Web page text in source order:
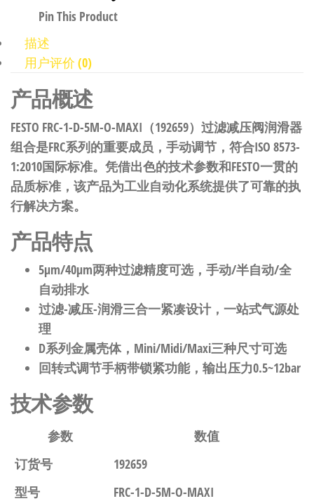
Pin This Product
描述
用户评价 (0)
产品概述
FESTO FRC-1-D-5M-O-MAXI（192659）过滤减压阀润滑器
组合是FRC系列的重要成员，手动调节，符合ISO 8573-
1:2010国际标准。凭借出色的技术参数和FESTO一贯的
品质标准，该产品为工业自动化系统提供了可靠的执
行解决方案。
产品特点
5μm/40μm两种过滤精度可选，手动/半自动/全
自动排水
过滤-减压-润滑三合一紧凑设计，一站式气源处
理
D系列金属壳体，Mini/Midi/Maxi三种尺寸可选
回转式调节手柄带锁紧功能，输出压力0.5~12bar
技术参数
参数
数值
订货号
192659
型号
FRC-1-D-5M-O-MAXI